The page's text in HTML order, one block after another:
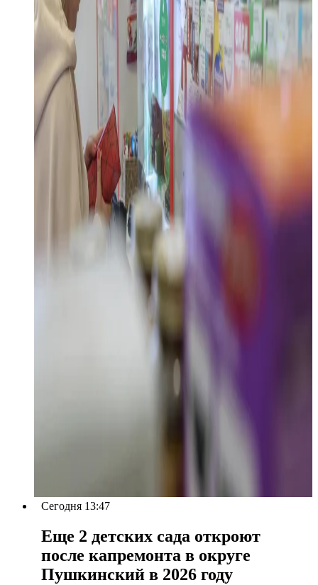
Сегодня 13:47
Еще 2 детских сада откроют
после капремонта в округе
Пушкинский в 2026 году